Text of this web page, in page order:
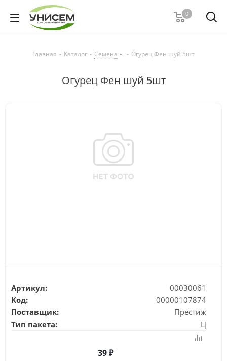
0
Главная - Каталог - Семена - Огурец Фен шуй 5шт
Огурец Фен шуй 5шт
Артикул:
00030061
Код:
00000107874
Поставщик:
Престиж
Тип пакета:
Ц
39